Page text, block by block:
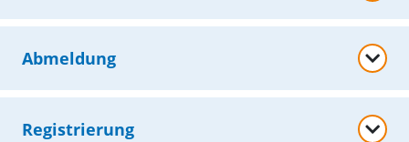
Abmeldung
Registrierung